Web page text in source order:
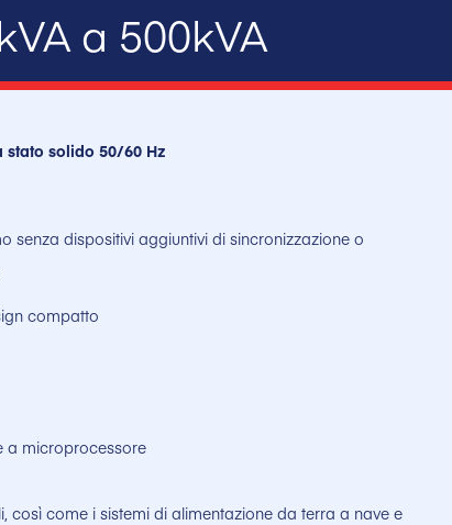
a 500kVA
stato solido 50/60 Hz
senza dispositivi aggiuntivi di sincronizzazione o
compatto
a microprocessore
così come i sistemi di alimentazione da terra a nave e